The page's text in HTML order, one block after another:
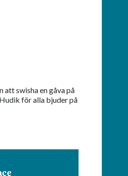
att swisha en gåva på
för alla bjuder på